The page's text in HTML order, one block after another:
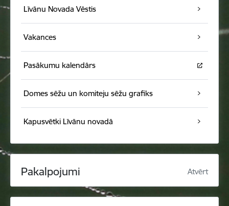
Līvānu Novada Vēstis
Vakances
Pasākumu kalendārs
Domes sēžu un komiteju sēžu grafiks
Kapusvētki Līvānu novadā
Pakalpojumi Atvērt